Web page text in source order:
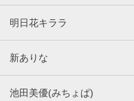
明日花キララ
新ありな
池田美優(みちょぱ)